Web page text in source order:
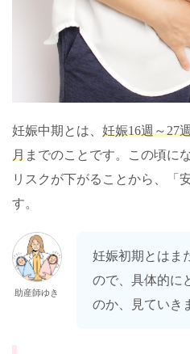
妊娠中期とは、 妊娠16週～27
月までのことです。この頃に
リスクが下がることから、「
す。
助産師ゆき
妊娠初期とはま
ので、具体的に
のか、見ていき